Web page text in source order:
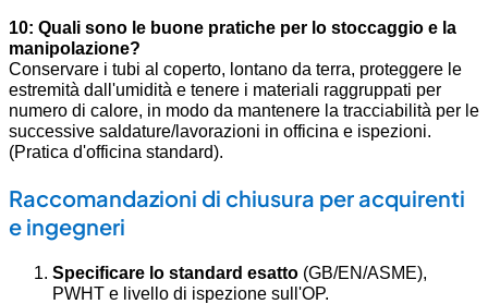
10: Quali sono le buone pratiche per lo stoccaggio e la
manipolazione?
Conservare i tubi al coperto, lontano da terra, proteggere le
estremità dall'umidità e tenere i materiali raggruppati per
numero di calore, in modo da mantenere la tracciabilità per le
successive saldature/lavorazioni in officina e ispezioni.
(Pratica d'officina standard).
Raccomandazioni di chiusura per acquirenti
e ingegneri
Specificare lo standard esatto (GB/EN/ASME),
PWHT e livello di ispezione sull'OP.